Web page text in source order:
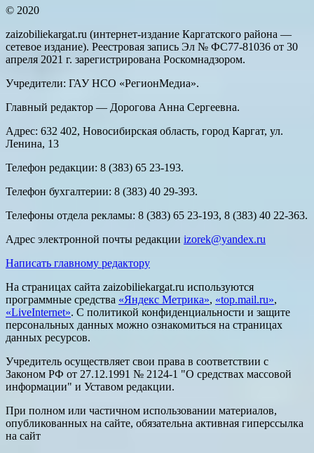
© 2020
zaizobiliekargat.ru (интернет-издание Каргатского района —
сетевое издание). Реестровая запись Эл № ФС77-81036 от 30
апреля 2021 г. зарегистрирована Роскомнадзором.
Учредители: ГАУ НСО «РегионМедиа».
Главный редактор — Дорогова Анна Сергеевна.
Адрес: 632 402, Новосибирская область, город Каргат, ул.
Ленина, 13
Телефон редакции: 8 (383) 65 23-193.
Телефон бухгалтерии: 8 (383) 40 29-393.
Телефоны отдела рекламы: 8 (383) 65 23-193, 8 (383) 40 22-363.
Адрес электронной почты редакции izorek@yandex.ru
Написать главному редактору
На страницах сайта zaizobiliekargat.ru используются
программные средства «Яндекс Метрика», «top.mail.ru»,
«LiveInternet». С политикой конфиденциальности и защите
персональных данных можно ознакомиться на страницах
данных ресурсов.
Учредитель осуществляет свои права в соответствии с
Законом РФ от 27.12.1991 № 2124-1 "О средствах массовой
информации" и Уставом редакции.
При полном или частичном использовании материалов,
опубликованных на сайте, обязательна активная гиперссылка
на сайт